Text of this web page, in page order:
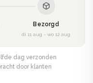
Bezorgd
di 11 aug - wo 12 aug
dag verzonden
door klanten